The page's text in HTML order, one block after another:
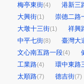
梅亭東街(4) 港新三
大興街(1) 崇德二路
大墩十三街(1) 祥興
中平七街(8) 臺灣大
文心南五路一段(4)
工業路(4) 環中東路
太順路(7) 德吉街(7)